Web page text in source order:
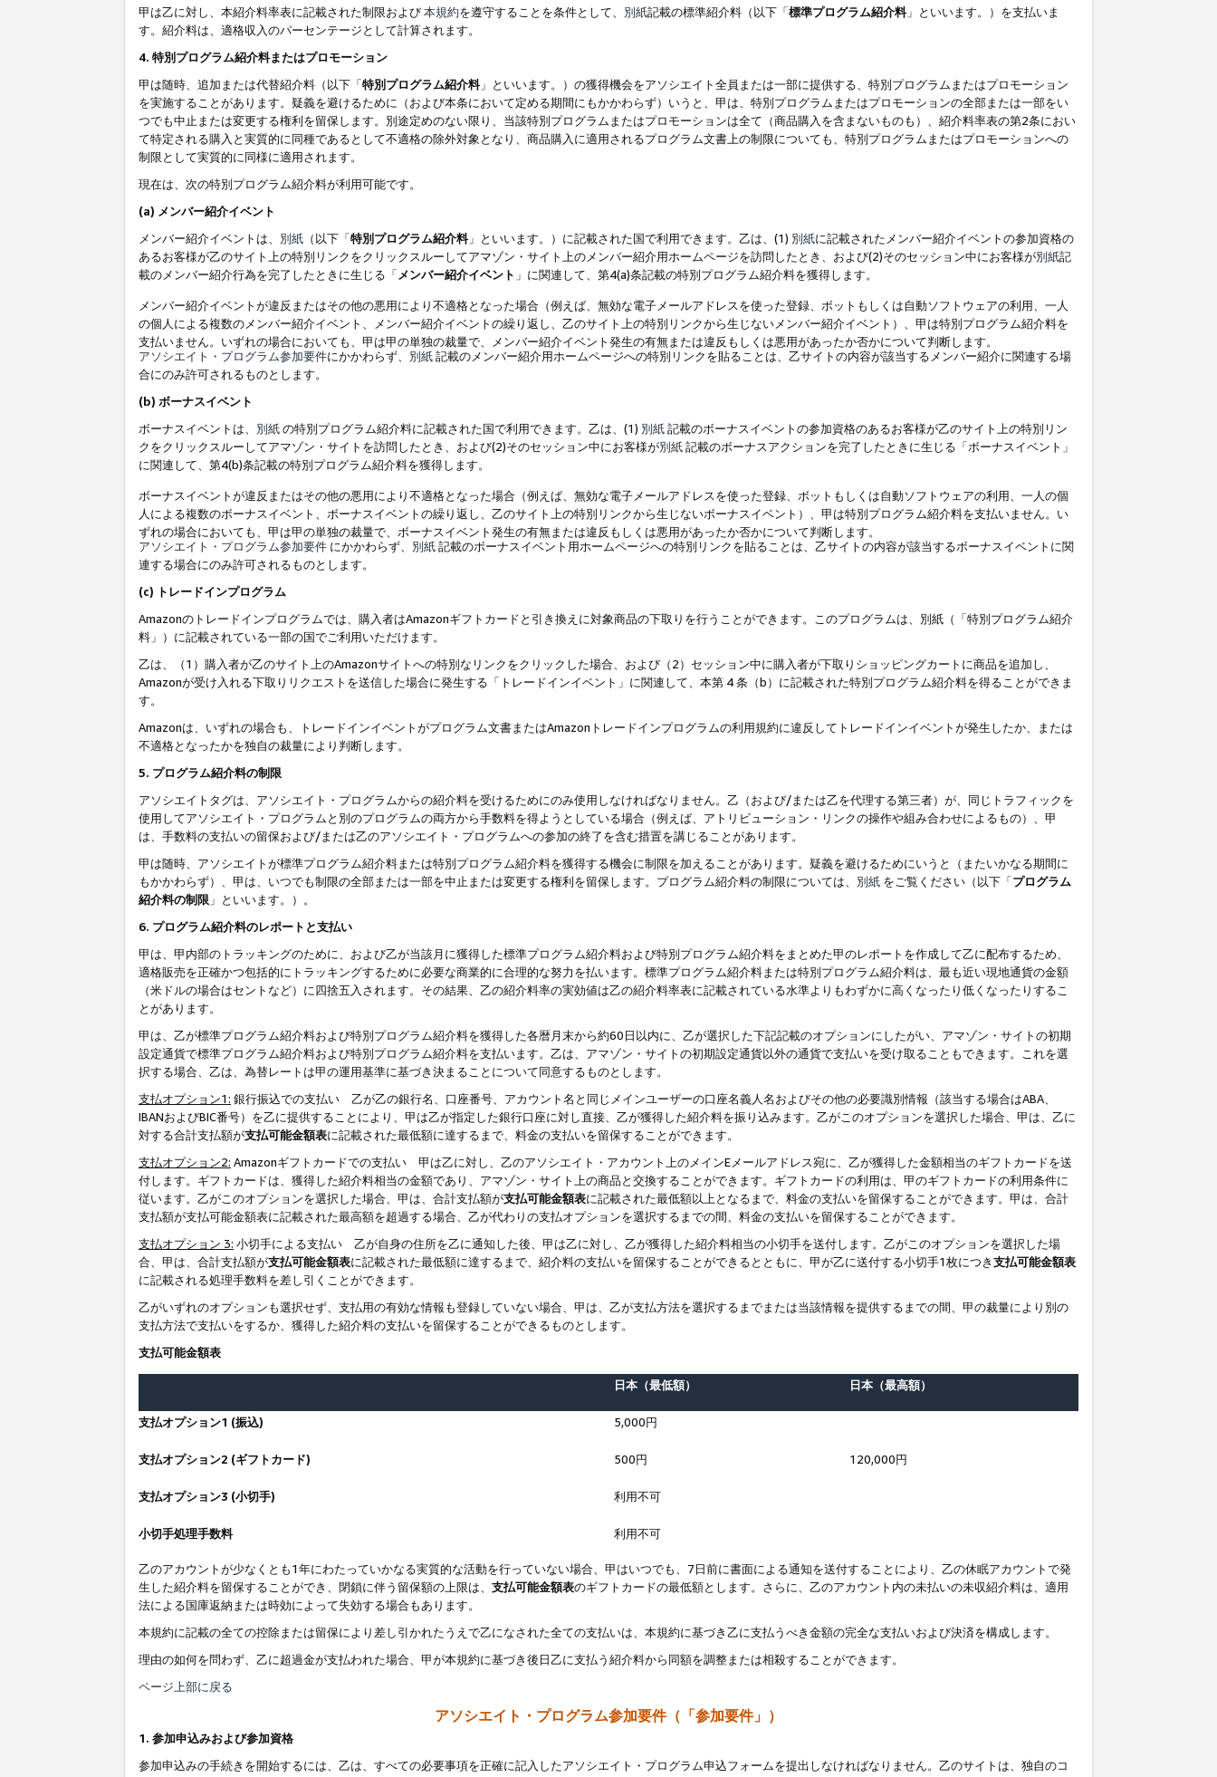
甲は乙に対し、本紹介料率表に記載された制限および本規約を遵守することを条件として、 別紙記載の標準紹介料（以下「標準プログラム紹介料」といいます。）を支払いま
す。紹介料は、適格収入のパーセンテージとして計算されます。
4. 特別プログラム紹介料またはプロモーション
甲は随時、追加または代替紹介料（以下「特別プログラム紹介料」といいます。）の獲得機会をアソシエイト全員または一部に提供する、特別プログラムまたはプロモーション
を実施することがあります。疑義を避けるために（および本条において定める期間にもかかわらず）いうと、甲は、特別プログラムまたはプロモーションの全部または一部をい
つでも中止または変更する権利を留保します。別途定めのない限り、当該特別プログラムまたはプロモーションは全て（商品購入を含まないものも）、紹介料率表の第2条におい
て特定される購入と実質的に同種であるとして不適格の除外対象となり、商品購入に適用されるプログラム文書上の制限についても、特別プログラムまたはプロモーションへの
制限として実質的に同様に適用されます。
現在は、次の特別プログラム紹介料が利用可能です。
(a) メンバー紹介イベント
メンバー紹介イベントは、 別紙 （以下「特別プログラム紹介料」といいます。）に記載された国で利用できます。乙は、(1) 別紙に記載されたメンバー紹介イベントの参加資格の
あるお客様が乙のサイト上の特別リンクをクリックスルーしてアマゾン・サイト上のメンバー紹介用ホームページを訪問したとき、および(2)そのセッション中にお客様が別紙記
載のメンバー紹介行為を完了したときに生じる「 メンバー紹介イベント 」に関連して、第4(a)条記載の特別プログラム紹介料を獲得します。
メンバー紹介イベントが違反またはその他の悪用により不適格となった場合（例えば、無効な電子メールアドレスを使った登録、ボットもしくは自動ソフトウェアの利用、一人
の個人による複数のメンバー紹介イベント、メンバー紹介イベントの繰り返し、乙のサイト上の特別リンクから生じないメンバー紹介イベント）、甲は特別プログラム紹介料を
支払いません。いずれの場合においても、甲は甲の単独の裁量で、メンバー紹介イベント発生の有無または違反もしくは悪用があったか否かについて判断します。
アソシエイト・プログラム参加要件にかかわらず、 別紙記載のメンバー紹介用ホームページへの特別リンクを貼ることは、乙サイトの内容が該当するメンバー紹介に関連する場
合にのみ許可されるものとします。
(b) ボーナスイベント
ボーナスイベントは、 別紙の特別プログラム紹介料に記載された国で利用できます。乙は、(1) 別紙記載のボーナスイベントの参加資格のあるお客様が乙のサイト上の特別リン
クをクリックスルーしてアマゾン・サイトを訪問したとき、および(2)そのセッション中にお客様が別紙記載のボーナスアクションを完了したときに生じる「ボーナスイベント」
に関連して、第4(b)条記載の特別プログラム紹介料を獲得します。
ボーナスイベントが違反またはその他の悪用により不適格となった場合（例えば、無効な電子メールアドレスを使った登録、ボットもしくは自動ソフトウェアの利用、一人の個
人による複数のボーナスイベント、ボーナスイベントの繰り返し、乙のサイト上の特別リンクから生じないボーナスイベント）、甲は特別プログラム紹介料を支払いません。い
ずれの場合においても、甲は甲の単独の裁量で、ボーナスイベント発生の有無または違反もしくは悪用があったか否かについて判断します。
アソシエイト・プログラム参加要件 にかかわらず、 別紙記載のボーナスイベント用ホームページへの特別リンクを貼ることは、乙サイトの内容が該当するボーナスイベントに関
連する場合にのみ許可されるものとします。
(c) トレードインプログラム
Amazonのトレードインプログラムでは、購入者はAmazonギフトカードと引き換えに対象商品の下取りを行うことができます。このプログラムは、別紙（「特別プログラム紹介
料」）に記載されている一部の国でご利用いただけます。
乙は、（1）購入者が乙のサイト上のAmazonサイトへの特別なリンクをクリックした場合、および（2）セッション中に購入者が下取りショッピングカートに商品を追加し、
Amazonが受け入れる下取りリクエストを送信した場合に発生する「トレードインイベント」に関連して、本第 4 条（b）に記載された特別プログラム紹介料を得ることができま
す。
Amazonは、いずれの場合も、トレードインイベントがプログラム文書またはAmazonトレードインプログラムの利用規約に違反してトレードインイベントが発生したか、または
不適格となったかを独自の裁量により判断します。
5. プログラム紹介料の制限
アソシエイトタグは、アソシエイト・プログラムからの紹介料を受けるためにのみ使用しなければなりません。乙（および/または乙を代理する第三者）が、同じトラフィックを
使用してアソシエイト・プログラムと別のプログラムの両方から手数料を得ようとしている場合（例えば、アトリビューション・リンクの操作や組み合わせによるもの）、甲
は、手数料の支払いの留保および/または乙のアソシエイト・プログラムへの参加の終了を含む措置を講じることがあります。
甲は随時、アソシエイトが標準プログラム紹介料または特別プログラム紹介料を獲得する機会に制限を加えることがあります。疑義を避けるためにいうと（またいかなる期間に
もかかわらず）、甲は、いつでも制限の全部または一部を中止または変更する権利を留保します。プログラム紹介料の制限については、 別紙 をご覧ください（以下「プログラム
紹介料の制限 」といいます。）。
6. プログラム紹介料のレポートと支払い
甲は、甲内部のトラッキングのために、および乙が当該月に獲得した標準プログラム紹介料および特別プログラム紹介料をまとめた甲のレポートを作成して乙に配布するため、
適格販売を正確かつ包括的にトラッキングするために必要な商業的に合理的な努力を払います。標準プログラム紹介料または特別プログラム紹介料は、最も近い現地通貨の金額
（米ドルの場合はセントなど）に四捨五入されます。その結果、乙の紹介料率の実効値は乙の紹介料率表に記載されている水準よりもわずかに高くなったり低くなったりするこ
とがあります。
甲は、乙が標準プログラム紹介料および特別プログラム紹介料を獲得した各暦月末から約60日以内に、乙が選択した下記記載のオプションにしたがい、アマゾン・サイトの初期
設定通貨で標準プログラム紹介料および特別プログラム紹介料を支払います。乙は、アマゾン・サイトの初期設定通貨以外の通貨で支払いを受け取ることもできます。これを選
択する場合、乙は、為替レートは甲の運用基準に基づき決まることについて同意するものとします。
支払オプション1: 銀行振込での支払い 乙が乙の銀行名、口座番号、アカウント名と同じメインユーザーの口座名義人名およびその他の必要識別情報（該当する場合はABA、
IBANおよびBIC番号）を乙に提供することにより、甲は乙が指定した銀行口座に対し直接、乙が獲得した紹介料を振り込みます。乙がこのオプションを選択した場合、甲は、乙に
対する合計支払額が支払可能金額表に記載された最低額に達するまで、料金の支払いを留保することができます。
支払オプション2: Amazonギフトカードでの支払い 甲は乙に対し、乙のアソシエイト・アカウント上のメインEメールアドレス宛に、乙が獲得した金額相当のギフトカードを送
付します。ギフトカードは、獲得した紹介料相当の金額であり、アマゾン・サイト上の商品と交換することができます。ギフトカードの利用は、甲のギフトカードの利用条件に
従います。乙がこのオプションを選択した場合、甲は、合計支払額が支払可能金額表に記載された最低額以上となるまで、料金の支払いを留保することができます。甲は、合計
支払額が支払可能金額表に記載された最高額を超過する場合、乙が代わりの支払オプションを選択するまでの間、料金の支払いを留保することができます。
支払オプション 3: 小切手による支払い 乙が自身の住所を乙に通知した後、甲は乙に対し、乙が獲得した紹介料相当の小切手を送付します。乙がこのオプションを選択した場
合、甲は、合計支払額が支払可能金額表に記載された最低額に達するまで、紹介料の支払いを留保することができるとともに、甲が乙に送付する小切手1枚につき支払可能金額表
に記載される処理手数料を差し引くことができます。
乙がいずれのオプションも選択せず、支払用の有効な情報も登録していない場合、甲は、乙が支払方法を選択するまでまたは当該情報を提供するまでの間、甲の裁量により別の
支払方法で支払いをするか、獲得した紹介料の支払いを留保することができるものとします。
支払可能金額表
日本（最低額） 日本（最高額）
支払オプション1 (振込) 5,000円
支払オプション2 (ギフトカード) 500円 120,000円
支払オプション3 (小切手) 利用不可
小切手処理手数料 利用不可
乙のアカウントが少なくとも1年にわたっていかなる実質的な活動を行っていない場合、甲はいつでも、7日前に書面による通知を送付することにより、乙の休眠アカウントで発
生した紹介料を留保することができ、閉鎖に伴う留保額の上限は、 支払可能金額表のギフトカードの最低額とします。さらに、乙のアカウント内の未払いの未収紹介料は、適用
法による国庫返納または時効によって失効する場合もあります。
本規約に記載の全ての控除または留保により差し引かれたうえで乙になされた全ての支払いは、本規約に基づき乙に支払うべき金額の完全な支払いおよび決済を構成します。
理由の如何を問わず、乙に超過金が支払われた場合、甲が本規約に基づき後日乙に支払う紹介料から同額を調整または相殺することができます。
ページ上部に戻る
アソシエイト・プログラム参加要件（「参加要件」）
1. 参加申込みおよび参加資格
参加申込みの手続きを開始するには、乙は、すべての必要事項を正確に記入したアソシエイト・プログラム申込フォームを提出しなければなりません。乙のサイトは、独自のコ